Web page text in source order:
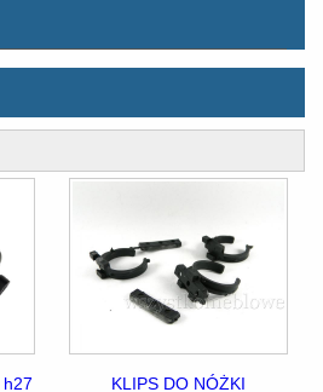
KLIPS DO NÓŻKI